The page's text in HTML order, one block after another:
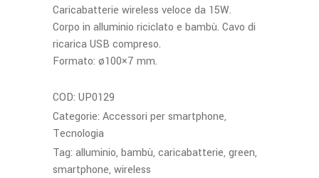
Caricabatterie wireless veloce da 15W.
Corpo in alluminio riciclato e bambù. Cavo di
ricarica USB compreso.
Formato: ø100×7 mm.
COD: UP0129
Categorie: Accessori per smartphone,
Tecnologia
Tag: alluminio, bambù, caricabatterie, green,
smartphone, wireless